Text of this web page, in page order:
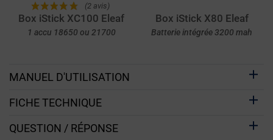
(2 avis)
Box iStick XC100 Eleaf
1 accu 18650 ou 21700
Box iStick X80 Eleaf
Batterie intégrée 3200 mah
MANUEL D'UTILISATION
FICHE TECHNIQUE
QUESTION / RÉPONSE